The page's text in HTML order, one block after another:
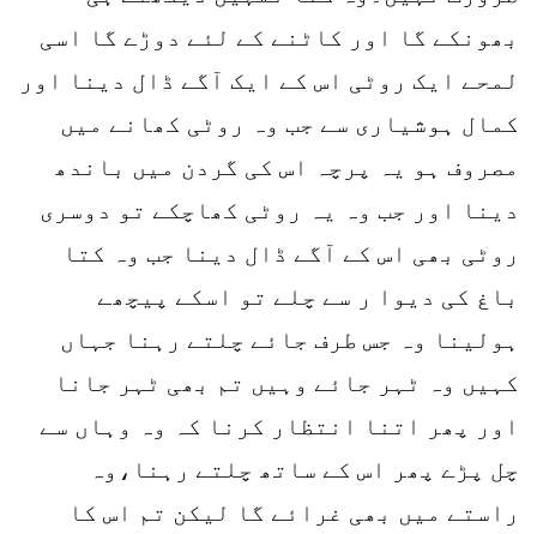
بھونکے گا اور کاٹنے کے لئے دوڑے گا اسی
لمحے ایک روٹی اس کے ایک آگے ڈال دینا اور
کمال ہوشیاری سے جب وہ روٹی کھانے میں
مصروف ہو یہ پرچہ اس کی گردن میں باندھ
دینا اور جب وہ یہ روٹی کھاچکے تو دوسری
روٹی بھی اس کے آگے ڈال دینا جب وہ کتا
باغ کی دیوا ر سے چلے تو اسکے پیچھے
ہولینا وہ جس طرف جائے چلتے رہنا جہاں
کہیں وہ ٹہر جائے وہیں تم بھی ٹہر جانا
اور پھر اتنا انتظار کرنا کہ وہ وہاں سے
چل پڑے پھر اس کے ساتھ چلتے رہنا،وہ
راستے میں بھی غرائے گا لیکن تم اس کا